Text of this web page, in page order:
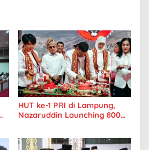
HUT ke-1 PRI di Lampung,
Nazaruddin Launching 800